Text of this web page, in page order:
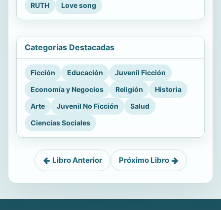
RUTH
Love song
Categorías Destacadas
Ficción Educación
Juvenil Ficción
Economía y Negocios
Religión
Historia
Arte
Juvenil No Ficción
Salud
Ciencias Sociales
Libro Anterior Próximo Libro